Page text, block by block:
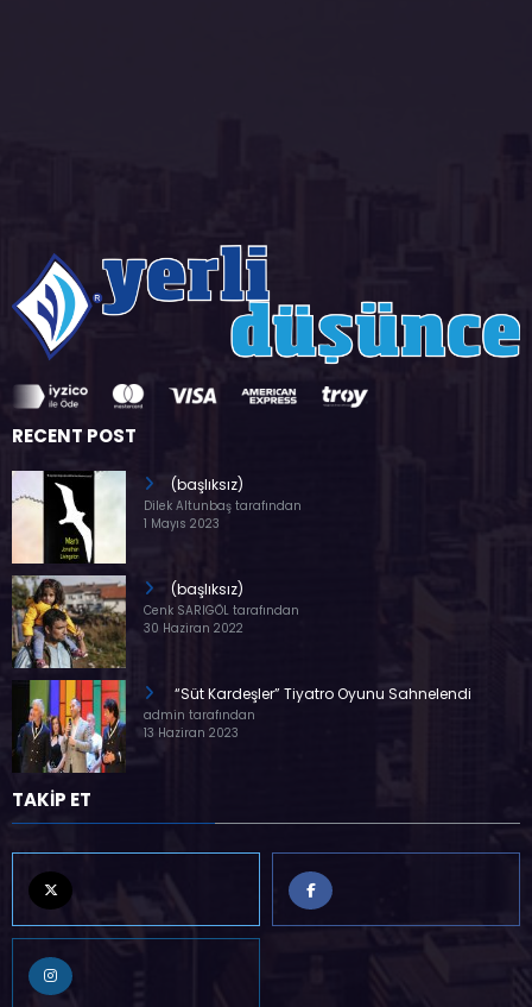
RECENT POST
(başlıksız)
Dilek Altunbaş tarafından
1 Mayıs 2023
(başlıksız)
Cenk SARIGÖL tarafından
30 Haziran 2022
“Süt Kardeşler” Tiyatro Oyunu Sahnelendi
admin tarafından
13 Haziran 2023
TAKİP ET